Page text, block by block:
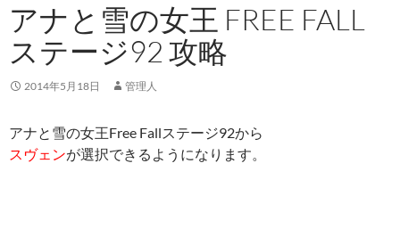
アナと雪の女王 FREE FALL
ステージ92 攻略
2014年5月18日 管理人
アナと雪の女王Free Fallステージ92から
スヴェンが選択できるようになります。